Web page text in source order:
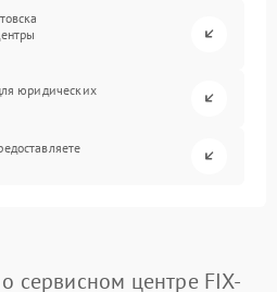
юридических
сервисном центре FIX-